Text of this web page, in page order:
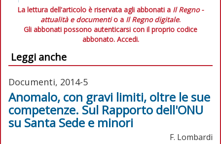
La lettura dell'articolo è riservata agli abbonati a Il Regno -
attualità e documentio a Il Regno digitale.
Gli abbonati possono autenticarsi con il proprio codice
abbonato. Accedi.
Leggi anche
Documenti, 2014-5
Anomalo, con gravi limiti, oltre le sue
competenze. Sul Rapporto dell'ONU
su Santa Sede e minori
F. Lombardi